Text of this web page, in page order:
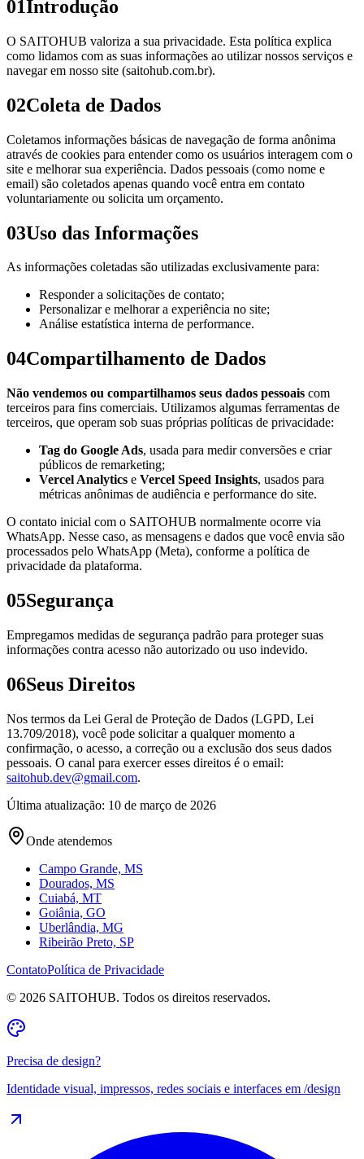
01Introdução
O SAITOHUB valoriza a sua privacidade. Esta política explica
como lidamos com as suas informações ao utilizar nossos serviços e
navegar em nosso site (saitohub.com.br).
02Coleta de Dados
Coletamos informações básicas de navegação de forma anônima
através de cookies para entender como os usuários interagem com o
site e melhorar sua experiência. Dados pessoais (como nome e
email) são coletados apenas quando você entra em contato
voluntariamente ou solicita um orçamento.
03Uso das Informações
As informações coletadas são utilizadas exclusivamente para:
Responder a solicitações de contato;
Personalizar e melhorar a experiência no site;
Análise estatística interna de performance.
04Compartilhamento de Dados
Não vendemos ou compartilhamos seus dados pessoais com
terceiros para fins comerciais. Utilizamos algumas ferramentas de
terceiros, que operam sob suas próprias políticas de privacidade:
Tag do Google Ads, usada para medir conversões e criar
públicos de remarketing;
Vercel Analytics e Vercel Speed Insights, usados para
métricas anônimas de audiência e performance do site.
O contato inicial com o SAITOHUB normalmente ocorre via
WhatsApp. Nesse caso, as mensagens e dados que você envia são
processados pelo WhatsApp (Meta), conforme a política de
privacidade da plataforma.
05Segurança
Empregamos medidas de segurança padrão para proteger suas
informações contra acesso não autorizado ou uso indevido.
06Seus Direitos
Nos termos da Lei Geral de Proteção de Dados (LGPD, Lei
13.709/2018), você pode solicitar a qualquer momento a
confirmação, o acesso, a correção ou a exclusão dos seus dados
pessoais. O canal para exercer esses direitos é o email:
saitohub.dev@gmail.com.
Última atualização: 10 de março de 2026
Onde atendemos
Campo Grande, MS
Dourados, MS
Cuiabá, MT
Goiânia, GO
Uberlândia, MG
Ribeirão Preto, SP
ContatoPolítica de Privacidade
© 2026 SAITOHUB. Todos os direitos reservados.
Precisa de design?
Identidade visual, impressos, redes sociais e interfaces em /design